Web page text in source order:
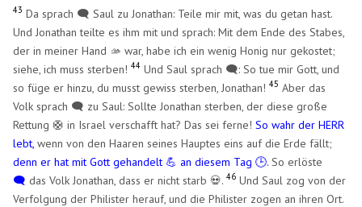
43 Da sprach 🗨️ Saul zu Jonathan: Teile mir mit, was du getan hast.
Und Jonathan teilte es ihm mit und sprach: Mit dem Ende des Stabes,
der in meiner Hand 🫴 war, habe ich ein wenig Honig nur gekostet;
siehe, ich muss sterben!44 Und Saul sprach 🗨️: So tue mir Gott, und
so füge er hinzu, du musst gewiss sterben, Jonathan!45 Aber das
Volk sprach 🗨️ zu Saul: Sollte Jonathan sterben, der diese große
Rettung 🛟 in Israel verschafft hat? Das sei ferne!So wahr der HERR
lebt, wenn von den Haaren seines Hauptes eins auf die Erde fällt;
denn er hat mit Gott gehandelt 💪 an diesem Tag 🕒. So erlöste
🗨️das Volk Jonathan, dass er nicht starb 💀.46 Und Saul zog von der
Verfolgung der Philister herauf, und die Philister zogen an ihren Ort.